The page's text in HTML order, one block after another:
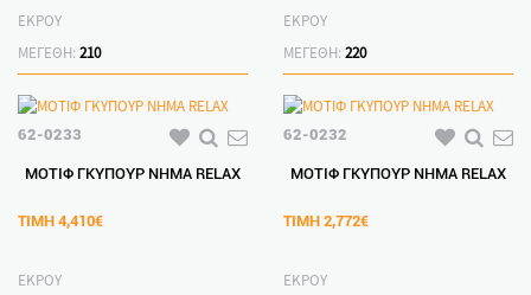
ΕΚΡΟΥ
ΜΕΓΕΘΗ: 210
ΕΚΡΟΥ
ΜΕΓΕΘΗ: 220
62-0233
ΜΟΤΙΦ ΓΚΥΠΟΥΡ ΝΗΜΑ RELAX
ΤΙΜΗ 4,410€
ΕΚΡΟΥ
62-0232
ΜΟΤΙΦ ΓΚΥΠΟΥΡ ΝΗΜΑ RELAX
ΤΙΜΗ 2,772€
ΕΚΡΟΥ